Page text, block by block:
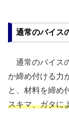
通常のバイス
通常のバイス
か締め付ける力
と、材料を締め
スキマ、ガタに